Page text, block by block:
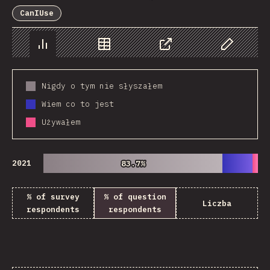
CanIUse
Chart Data Share Customize
Nigdy o tym nie słyszałem
Wiem co to jest
Używałem
2021 83.7%
83.7%
% of survey
respondents
% of question
respondents
Liczba